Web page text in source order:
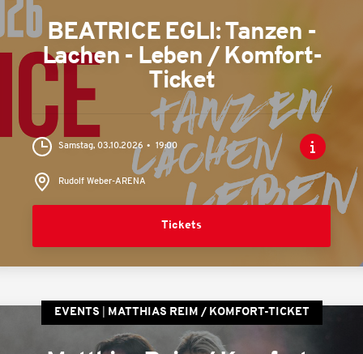
BEATRICE EGLI: Tanzen -
Lachen - Leben / Komfort-
Ticket
Samstag, 03.10.2026 19:00
Rudolf Weber-ARENA
Tickets
EVENTS MATTHIAS REIM / KOMFORT-TICKET